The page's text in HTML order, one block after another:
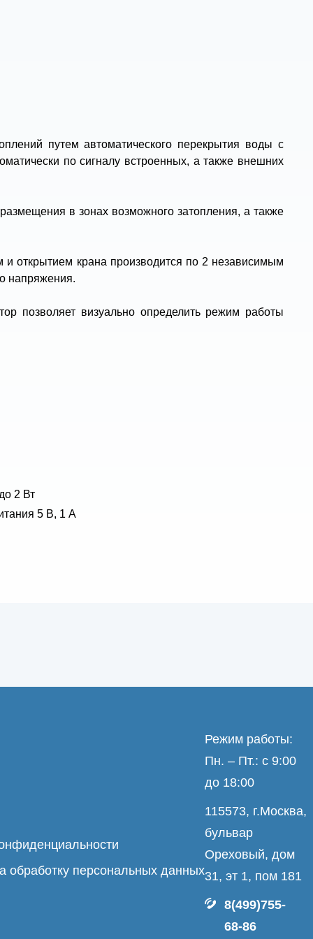
путем автоматического перекрытия воды с
по сигналу встроенных, а также внешних
в зонах возможного затопления, а также
открытием крана производится по 2 независимым
напряжения.
позволяет визуально определить режим работы
2 Вт
5 В, 1 А
обработку персональных данных
Режим работы:
Пн. – Пт.: с 9:00
до 18:00
115573, г.Москва,
бульвар
Ореховый, дом
31, эт 1, пом 181
8(499)755-
68-86